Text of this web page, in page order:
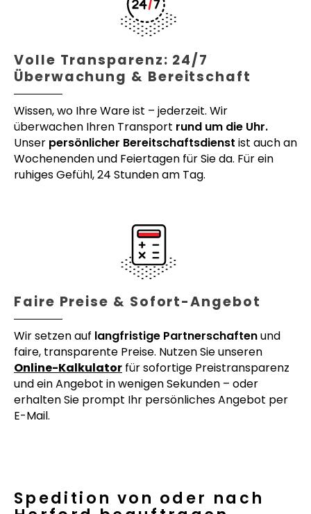
Volle Transparenz: 24/7
Überwachung & Bereitschaft
Wissen, wo Ihre Ware ist – jederzeit. Wir
überwachen Ihren Transport rund um die Uhr.
Unser persönlicher Bereitschaftsdienst ist auch an
Wochenenden und Feiertagen für Sie da. Für ein
ruhiges Gefühl, 24 Stunden am Tag.
Faire Preise & Sofort-Angebot
Wir setzen auf langfristige Partnerschaftenund
faire, transparente Preise. Nutzen Sie unseren
Online-Kalkulator für sofortige Preistransparenz
und ein Angebot in wenigen Sekunden – oder
erhalten Sie prompt Ihr persönliches Angebot per
E-Mail.
Spedition von oder nach